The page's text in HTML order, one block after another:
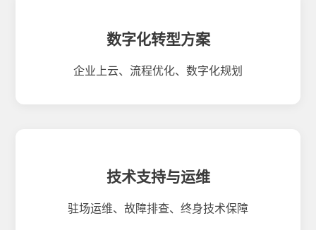
数字化转型方案
企业上云、流程优化、数字化规划
技术支持与运维
驻场运维、故障排查、终身技术保障